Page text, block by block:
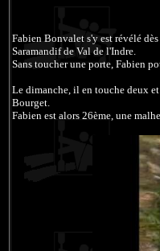
Fabien Bonvalet s'y est révélé
Saramandif de Val de l'Indre.
Sans toucher une porte, Fabien
Le dimanche, il en touche deux
Bourget.
Fabien est alors 26ème, une